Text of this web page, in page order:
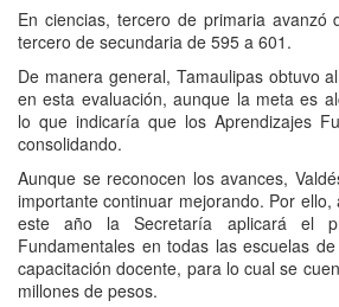
En ciencias, tercero de primaria
tercero de secundaria de 595 a 601.
De manera general, Tamaulipas obtuvo
en esta evaluación, aunque la meta es
lo que indicaría que los Aprendizajes
consolidando.
Aunque se reconocen los avances,
importante continuar mejorando. Por
este año la Secretaría aplicará el
Fundamentales en todas las escuelas
capacitación docente, para lo cual se
millones de pesos.